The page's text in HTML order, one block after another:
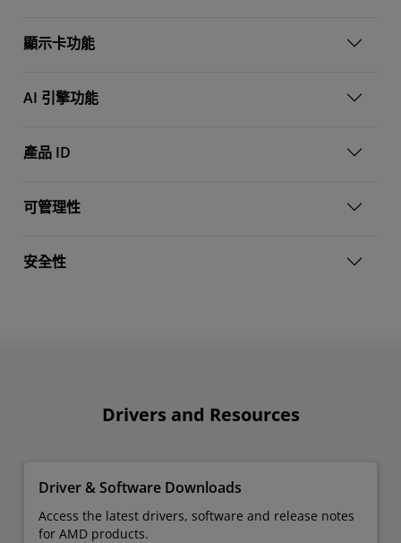
顯示卡功能
AI 引擎功能
產品 ID
可管理性
安全性
Drivers and Resources
Driver & Software Downloads
Access the latest drivers, software and release notes
for AMD products.